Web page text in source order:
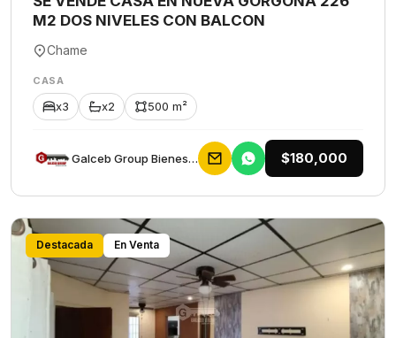
M2 DOS NIVELES CON BALCON
Chame
CASA
x3 x2 500 m²
Galceb Group Bienes Raices $180,000
Destacada En Venta